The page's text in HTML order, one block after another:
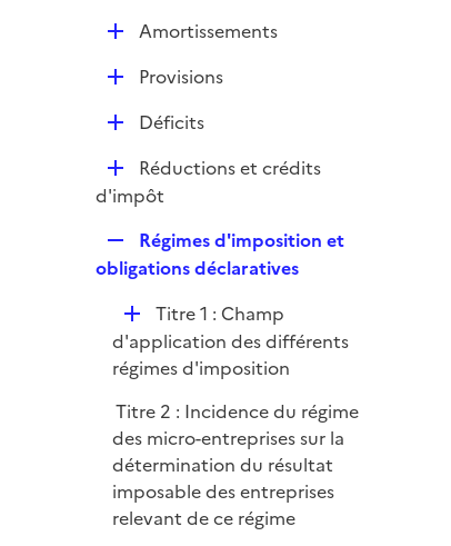
pD
r
Amortissements
D
e
Provisions
D
l
r
Déficits
D
é
i
e
r
Réductions et crédits
d'impôt
e
l
i
e
r
Régimes d'imposition et
obligations déclaratives
D
é
p
i
e
r
Titre 1 : Champ
d'application des différents
régimes d'imposition
Titre 2 : Incidence du régime
des micro-entreprises sur la
détermination du résultat
imposable des entreprises
relevant de ce régime